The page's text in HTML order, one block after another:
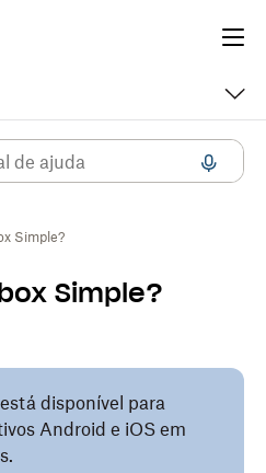
Simple?
Simple?
disponível para
Android e iOS em